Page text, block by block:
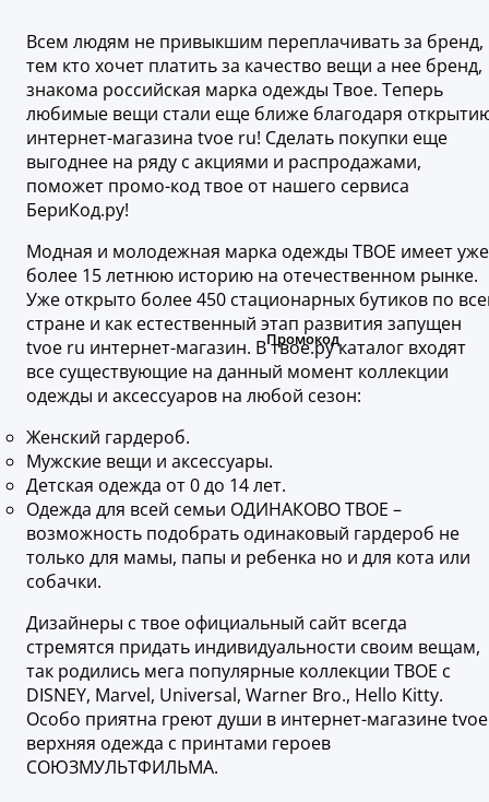
Всем людям не привыкшим переплачивать за бренд,
тем кто хочет платить за качество вещи а нее бренд,
знакома российская марка одежды Твое. Теперь
любимые вещи стали еще ближе благодаря
интернет-магазина tvoe ru! Сделать покупки еще
выгоднее на ряду с акциями и распродажами,
поможет промо-код твое от нашего сервиса
БериКод.ру!
Модная и молодежная марка одежды ТВОЕ имеет уже
более 15 летнюю историю на отечественном рынке.
Уже открыто более 450 стационарных бутиков по
стране и как естественный этап развития запущен
tvoe ru интернет-магазин. В твое.ру каталог входят
все существующие на данный момент коллекции
одежды и аксессуаров на любой сезон:
Женский гардероб.
Мужские вещи и аксессуары.
Детская одежда от 0 до 14 лет.
Одежда для всей семьи ОДИНАКОВО ТВОЕ –
возможность подобрать одинаковый гардероб не
только для мамы, папы и ребенка но и для кота или
собачки.
Дизайнеры с твое официальный сайт всегда
стремятся придать индивидуальности своим вещам,
так родились мега популярные коллекции ТВОЕ с
DISNEY, Marvel, Universal, Warner Bro., Hello Kitty.
Особо приятна греют души в интернет-магазине tvoe
верхняя одежда с принтами героев
СОЮЗМУЛЬТФИЛЬМА.